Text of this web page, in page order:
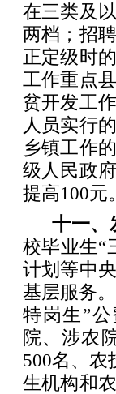
在三类及
两档；招
正定级时
工作重点
贫开发工
人员实行
乡镇工作
级人民政
提高100元
十一、
校毕业生“
计划等中
基层服务
特岗生”
院、涉农
500名、农
生机构和